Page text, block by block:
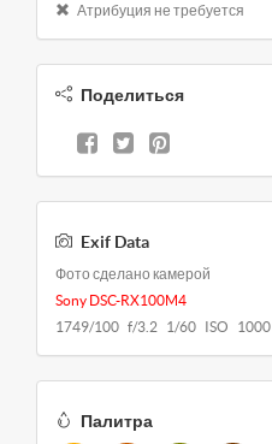
Атрибуция не требуется
Поделиться
Exif Data
Фото сделано камерой
Sony DSC-RX100M4
1749/100 f/3.2 1/60 ISO 1000
Палитра